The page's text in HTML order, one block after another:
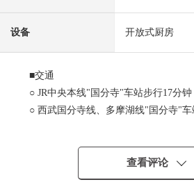
设备 开放式厨房
■交通
○ JR中央本线"国分寺"车站步行17分钟
○ 西武国分寺线、多摩湖线"国分寺"车
○ 地板，清白的材料，墙天花板是硅
查看评论